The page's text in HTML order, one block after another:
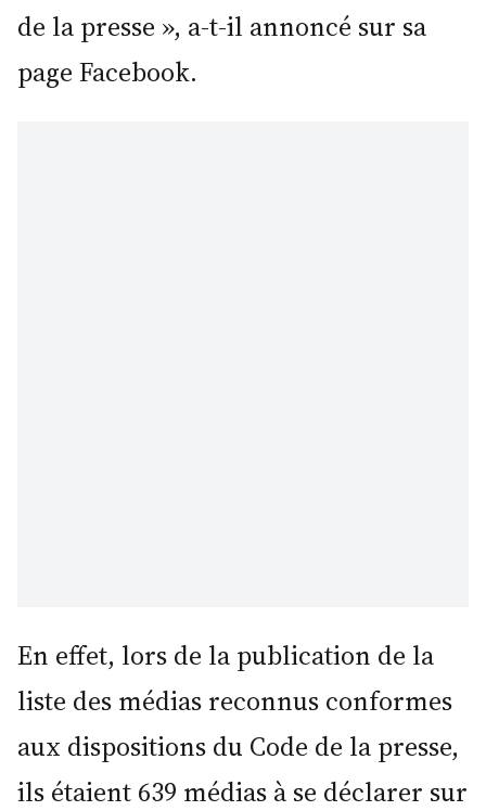
de la presse », a-t-il annoncé sur sa
page Facebook.
En effet, lors de la publication de la
liste des médias reconnus conformes
aux dispositions du Code de la presse,
ils étaient 639 médias à se déclarer sur